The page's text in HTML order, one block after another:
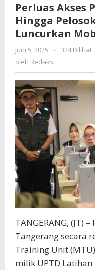
Perluas Akses
Hingga
Luncurkan
Juni 5, 2025
oleh
Redaksi
-
324 Dilihat
oleh Redaksi
TANGERANG, (JT)
Tangerang secara
Training Unit
milik UPTD Latihan